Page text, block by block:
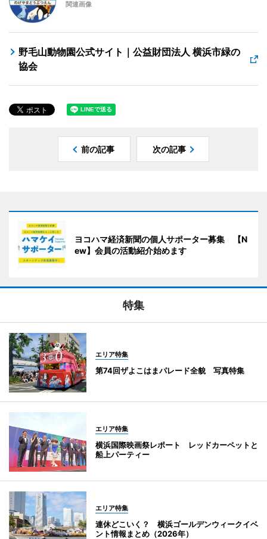
関連画像
野毛山動物園公式サイト｜公益財団法人 横浜市緑の
協会
前の記事 次の記事
ヨコハマ経済新聞の個人サポーター募集 【N
ew】会員の活動紹介始めます
特集
エリア特集
第74回ザよこはまパレード全貌 写真特集
エリア特集
横浜国際映画祭レポート レッドカーペットと
船上パーティー
エリア特集
連休どこいく？ 横浜ゴールデンウィークイベ
ント情報まとめ（2026年）